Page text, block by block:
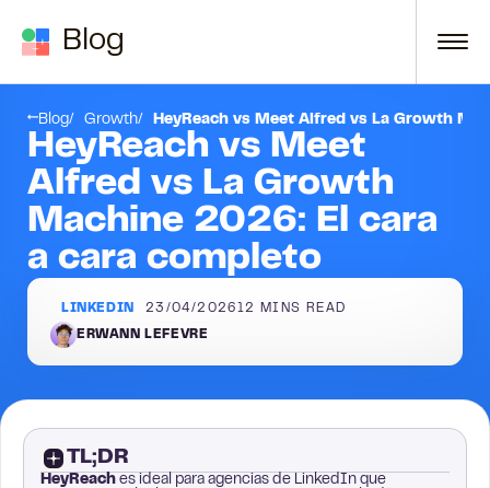
Blog
Blog Growth HeyReach vs Meet Alfred vs La Growth
HeyReach vs Meet
Alfred vs La Growth
Machine 2026: El cara
a cara completo
LINKEDIN 23/04/2026 12 MINS READ
ERWANN LEFEVRE
TL;DR
HeyReach es ideal para agencias de LinkedIn que